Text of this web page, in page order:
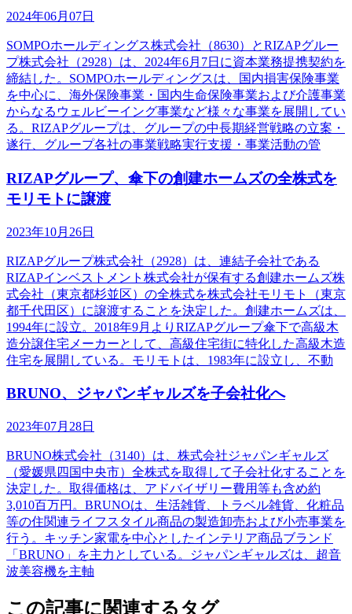
2024年06月07日
SOMPOホールディングス株式会社（8630）とRIZAPグルー
プ株式会社（2928）は、2024年6月7日に資本業務提携契約を
締結した。SOMPOホールディングスは、国内損害保険事業
を中心に、海外保険事業・国内生命保険事業および介護事業
からなるウェルビーイング事業など様々な事業を展開してい
る。RIZAPグループは、グループの中長期経営戦略の立案・
遂行、グループ各社の事業戦略実行支援・事業活動の管
RIZAPグループ、傘下の創建ホームズの全株式を
モリモトに譲渡
2023年10月26日
RIZAPグループ株式会社（2928）は、連結子会社である
RIZAPインベストメント株式会社が保有する創建ホームズ株
式会社（東京都杉並区）の全株式を株式会社モリモト（東京
都千代田区）に譲渡することを決定した。創建ホームズは、
1994年に設立。2018年9月よりRIZAPグループ傘下で高級木
造分譲住宅メーカーとして、高級住宅街に特化した高級木造
住宅を展開している。モリモトは、1983年に設立し、不動
BRUNO、ジャパンギャルズを子会社化へ
2023年07月28日
BRUNO株式会社（3140）は、株式会社ジャパンギャルズ
（愛媛県四国中央市）全株式を取得して子会社化することを
決定した。取得価格は、アドバイザリー費用等も含め約
3,010百万円。BRUNOは、生活雑貨、トラベル雑貨、化粧品
等の住関連ライフスタイル商品の製造卸売および小売事業を
行う。キッチン家電を中心としたインテリア商品ブランド
「BRUNO」を主力としている。ジャパンギャルズは、超音
波美容機を主軸
この記事に関連するタグ